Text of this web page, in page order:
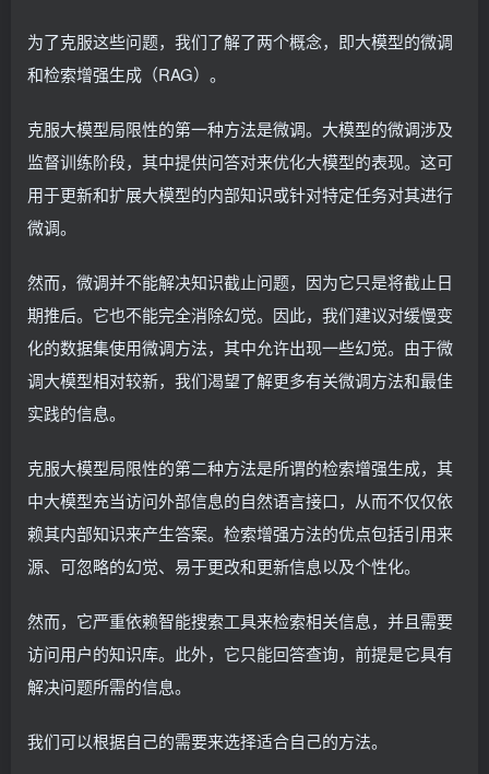
为了克服这些问题，我们了解了两个概念，即大模型的微调
和检索增强生成（RAG）。
克服大模型局限性的第一种方法是微调。大模型的微调涉及
监督训练阶段，其中提供问答对来优化大模型的表现。这可
用于更新和扩展大模型的内部知识或针对特定任务对其进行
微调。
然而，微调并不能解决知识截止问题，因为它只是将截止日
期推后。它也不能完全消除幻觉。因此，我们建议对缓慢变
化的数据集使用微调方法，其中允许出现一些幻觉。由于微
调大模型相对较新，我们渴望了解更多有关微调方法和最佳
实践的信息。
克服大模型局限性的第二种方法是所谓的检索增强生成，其
中大模型充当访问外部信息的自然语言接口，从而不仅仅依
赖其内部知识来产生答案。检索增强方法的优点包括引用来
源、可忽略的幻觉、易于更改和更新信息以及个性化。
然而，它严重依赖智能搜索工具来检索相关信息，并且需要
访问用户的知识库。此外，它只能回答查询，前提是它具有
解决问题所需的信息。
我们可以根据自己的需要来选择适合自己的方法。